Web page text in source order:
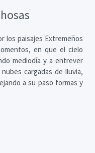
los paisajes Extremeños
en que el cielo
mediodía y a entrever
cargadas de lluvia,
a su paso formas y